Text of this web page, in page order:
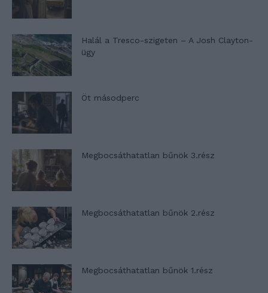
Halál a Tresco-szigeten – A Josh Clayton-
ügy
Öt másodperc
Megbocsáthatatlan bűnök 3.rész
Megbocsáthatatlan bűnök 2.rész
Megbocsáthatatlan bűnök 1.rész